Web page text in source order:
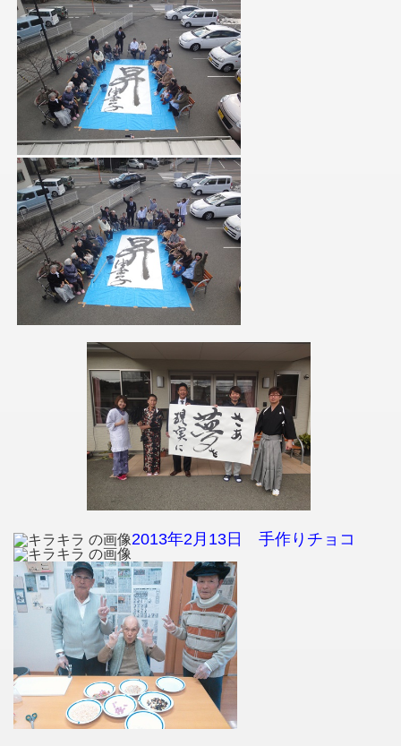
2013年2月13日 手作りチョコ